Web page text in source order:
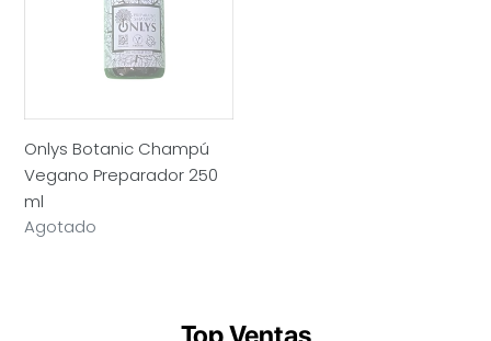
Preparador
Onlys Botanic Champú
Vegano Preparador 250
ml
Precio
Agotado
Top Ventas